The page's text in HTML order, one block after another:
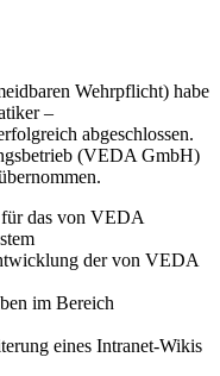
Wehrpflicht) habe
–
abgeschlossen.
(VEDA GmbH)
für das von VEDA
der von VEDA
im Bereich
eines Intranet-Wikis